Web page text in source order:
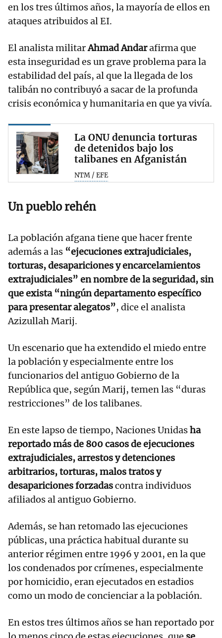
en los tres últimos años, la mayoría de ellos en
ataques atribuidos al EI.
El analista militarAhmad Andarafirma que
esta inseguridad es un grave problema para la
estabilidad del país, al que la llegada de los
talibán no contribuyó a sacar de la profunda
crisis económica y humanitaria en que ya vivía.
La ONU denuncia torturas
de detenidos bajo los
talibanes en Afganistán
NTM / EFE
Un pueblo rehén
La población afgana tiene que hacer frente
además a las “ejecuciones extrajudiciales,
torturas, desapariciones y encarcelamientos
extrajudiciales” en nombre de la seguridad, sin
que exista “ningún departamento específico
para presentar alegatos”, dice el analista
Azizullah Marij.
Un escenario que ha extendido el miedo entre
la población y especialmente entre los
funcionarios del antiguo Gobierno de la
República que, según Marij, temen las “duras
restricciones” de los talibanes.
En este lapso de tiempo, Naciones Unidasha
reportado más de 800 casos de ejecuciones
extrajudiciales, arrestos y detenciones
arbitrarios, torturas, malos tratos y
desapariciones forzadascontra individuos
afiliados al antiguo Gobierno.
Además, se han retomado las ejecuciones
públicas, una práctica habitual durante su
anterior régimen entre 1996 y 2001, en la que
los condenados por crímenes, especialmente
por homicidio, eran ejecutados en estadios
como un modo de concienciar a la población.
En estos tres últimos años se han reportado por